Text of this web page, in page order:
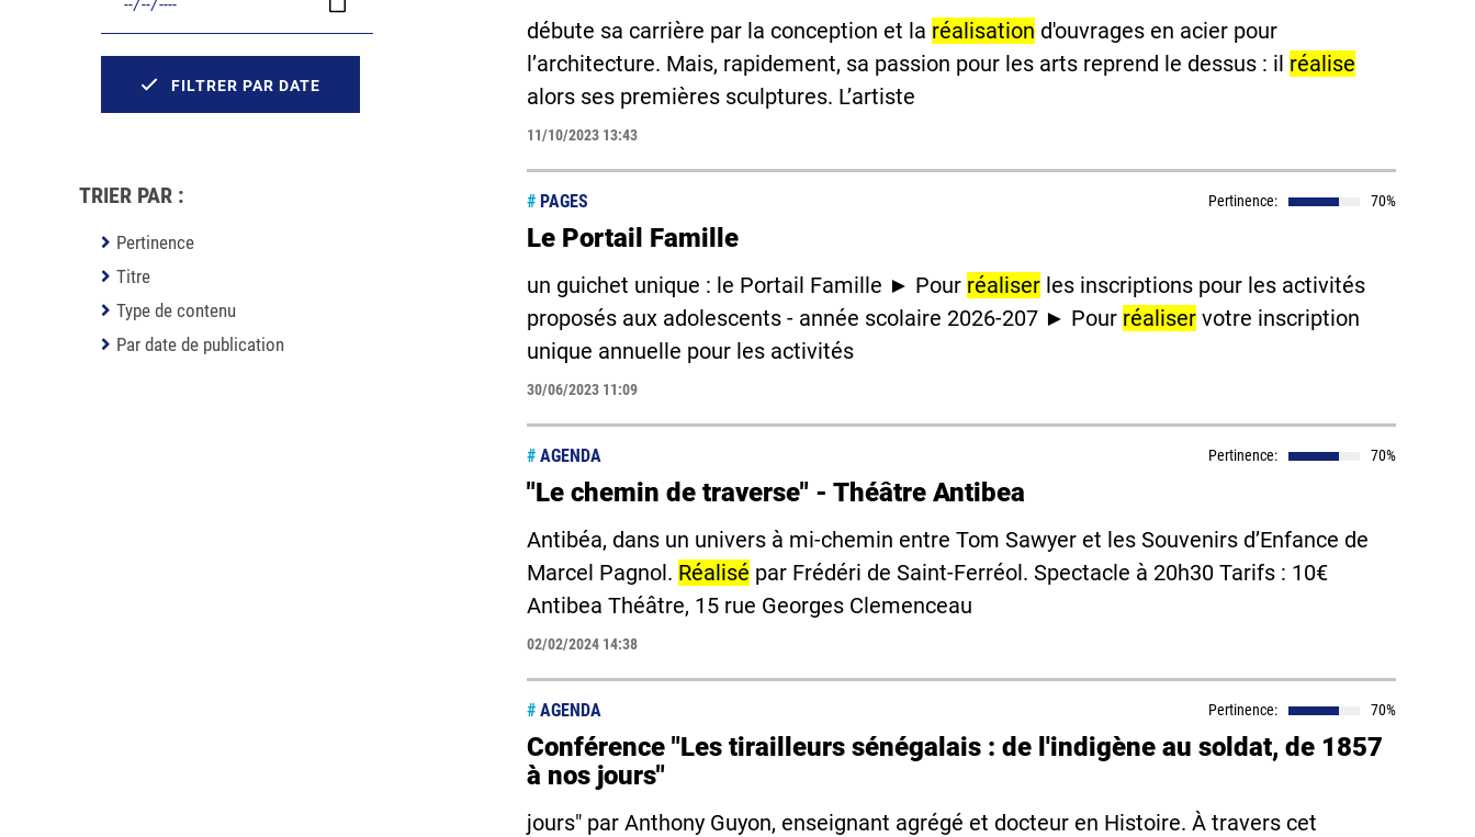
débute sa carrière par la conception et la réalisation d'ouvrages en acier pour
l’architecture. Mais, rapidement, sa passion pour les arts reprend le dessus : il réalise
alors ses premières sculptures. L’artiste
11/10/2023 13:43
# PAGES Pertinence: 70%
Le Portail Famille
un guichet unique : le Portail Famille ► Pour réaliser les inscriptions pour les activités
proposés aux adolescents - année scolaire 2026-207 ► Pour réaliser votre inscription
unique annuelle pour les activités
30/06/2023 11:09
# AGENDA Pertinence: 70%
"Le chemin de traverse" - Théâtre Antibea
Antibéa, dans un univers à mi-chemin entre Tom Sawyer et les Souvenirs d’Enfance de
Marcel Pagnol. Réalisé par Frédéri de Saint-Ferréol. Spectacle à 20h30 Tarifs : 10€
Antibea Théâtre, 15 rue Georges Clemenceau
02/02/2024 14:38
# AGENDA Pertinence: 70%
Conférence "Les tirailleurs sénégalais : de l'indigène au soldat, de 1857
à nos jours"
jours" par Anthony Guyon, enseignant agrégé et docteur en Histoire. À travers cet
FILTRER PAR DATE
TRIER PAR :
Pertinence
Titre
Type de contenu
Par date de publication